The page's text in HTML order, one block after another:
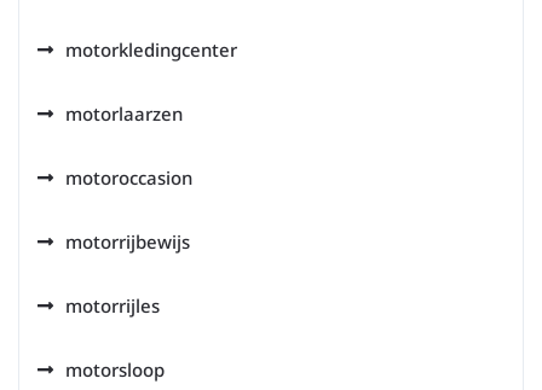
motorkledingcenter
motorlaarzen
motoroccasion
motorrijbewijs
motorrijles
motorsloop